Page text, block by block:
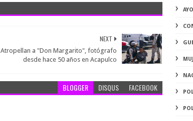
NEXT
Atropellan a "Don Margarito", fotógrafo
desde hace 50 años en Acapulco
BLOGGER DISQUS FACEBOOK